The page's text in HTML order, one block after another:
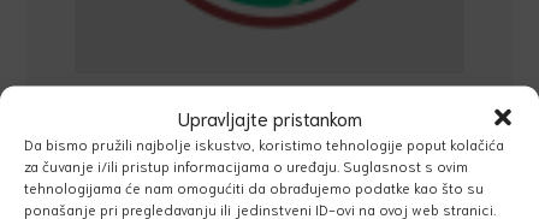
Upravljajte pristankom
Da bismo pružili najbolje iskustvo, koristimo tehnologije poput kolačića
za čuvanje i/ili pristup informacijama o uređaju. Suglasnost s ovim
tehnologijama će nam omogućiti da obrađujemo podatke kao što su
ponašanje pri pregledavanju ili jedinstveni ID-ovi na ovoj web stranici.